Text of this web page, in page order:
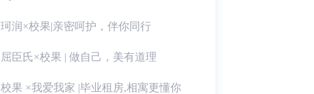
珂润×校果|亲密呵护，伴你同行
屈臣氏×校果 | 做自己，美有道理
校果 ×我爱我家 |毕业租房,相寓更懂你